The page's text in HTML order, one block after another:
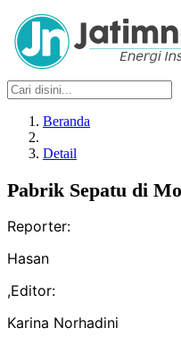
Beranda
Detail
Pabrik Sepatu di
Reporter:
Hasan
,Editor:
Karina Norhadini